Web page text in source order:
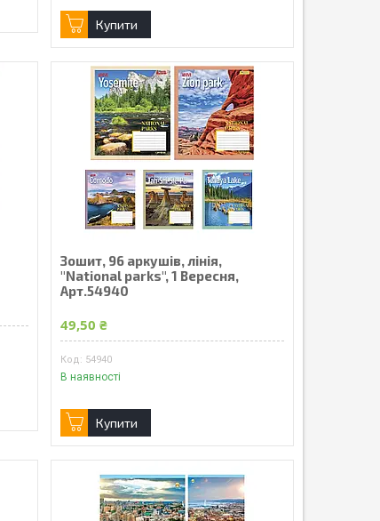
Купити
Зошит, 96 аркушів, лінія,
"National parks", 1 Вересня,
Арт.54940
49,50 ₴
54940
В наявності
Купити